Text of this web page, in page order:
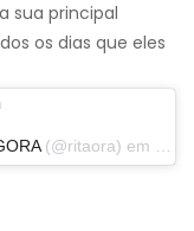
sua principal
os dias que eles
(@ritaora) em 25 de julho de 2020 às 10:57 PDT